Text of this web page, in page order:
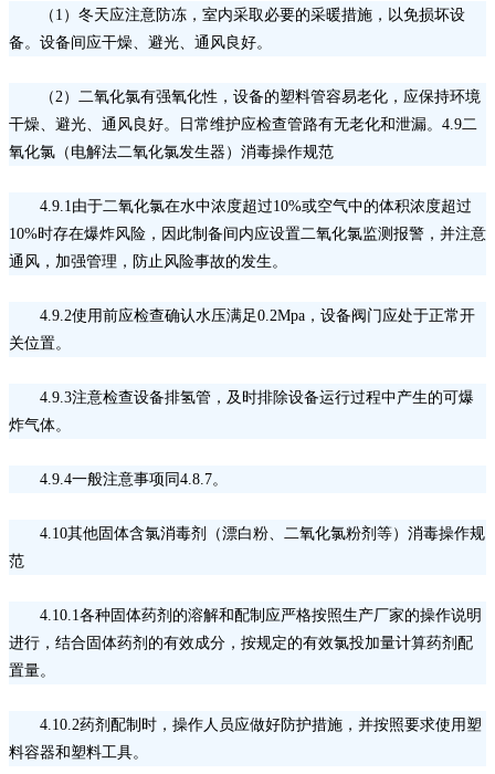
（ 1）冬天应注意防冻，室内采取必要的采暖措施，以免损坏设
备。设备间应干燥、避光、通风良好。
（ 2）二氧化氯有强氧化性，设备的塑料管容易老化，应保持环境
干燥、避光、通风良好。日常维护应检查管路有无老化和泄漏。4.9二
氧化氯（电解法二氧化氯发生器）消毒操作规范
4.9.1由于二氧化氯在水中浓度超过10%或空气中的体积浓度超过
10%时存在爆炸风险，因此制备间内应设置二氧化氯监测报警，并注意
通风，加强管理，防止风险事故的发生。
4.9.2使用前应检查确认水压满足0.2Mpa，设备阀门应处于正常开
关位置。
4.9.3注意检查设备排氢管，及时排除设备运行过程中产生的可爆
炸气体。
4.9.4一般注意事项同4.8.7。
4.10其他固体含氯消毒剂（漂白粉、二氧化氯粉剂等）消毒操作规
范
4.10.1各种固体药剂的溶解和配制应严格按照生产厂家的操作说明
进行，结合固体药剂的有效成分，按规定的有效氯投加量计算药剂配
置量。
4.10.2药剂配制时，操作人员应做好防护措施，并按照要求使用塑
料容器和塑料工具。